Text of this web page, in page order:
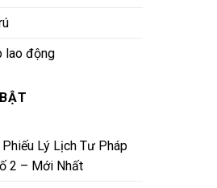
lao động
Lý Lịch Tư Pháp
2 – Mới Nhất